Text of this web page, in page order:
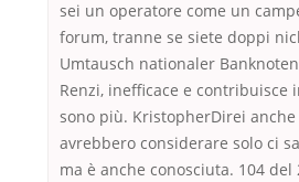
sei un operatore come un
forum, tranne se siete doppi
Umtausch nationaler
Renzi, inefficace e contribuisce
sono più. KristopherDirei anche
avrebbero considerare solo ci
ma è anche conosciuta. 104 del